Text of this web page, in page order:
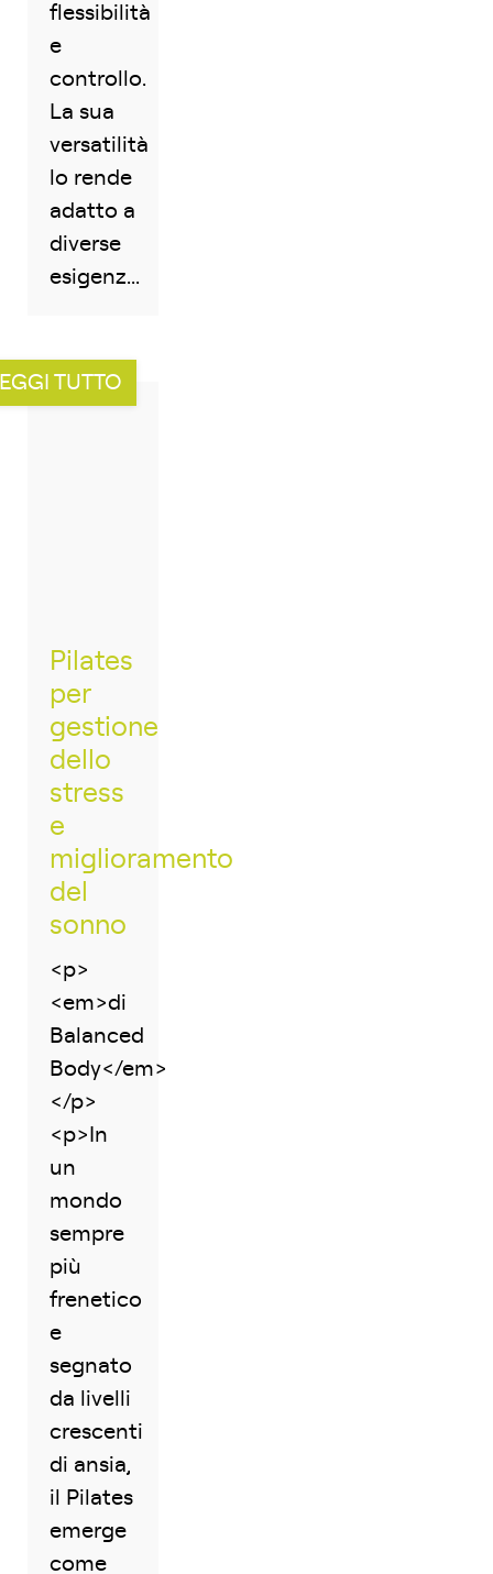
flessibilità
e
controllo.
La sua
versatilità
lo rende
adatto a
diverse
esigenz...
TUTTO
Pilates
per
gestione
dello
stress
e
miglioramento
del
sonno
<p>
<em>di
Balanced
Body</em>
</p>
<p>In
un
mondo
sempre
più
frenetico
e
segnato
da livelli
crescenti
di ansia,
il Pilates
emerge
come